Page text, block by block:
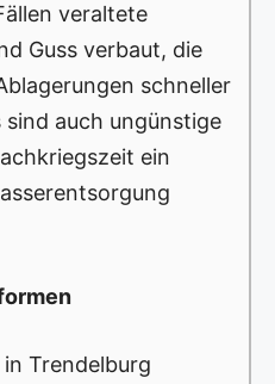
veraltete
Guss verbaut, die
schneller
auch ungünstige
ein
Trendelburg